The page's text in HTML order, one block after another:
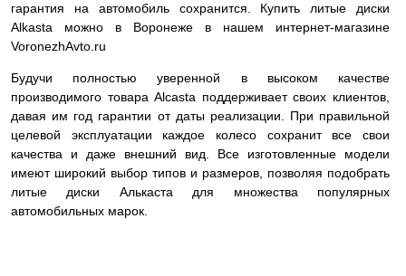
гарантия на автомобиль сохранится. Купить литые диски
Alkasta можно в Воронеже в нашем интернет-магазине
VoronezhAvto.ru
Будучи полностью уверенной в высоком качестве
производимого товара Alcasta поддерживает своих клиентов,
давая им год гарантии от даты реализации. При правильной
целевой эксплуатации каждое колесо сохранит все свои
качества и даже внешний вид. Все изготовленные модели
имеют широкий выбор типов и размеров, позволяя подобрать
литые диски Алькаста для множества популярных
автомобильных марок.